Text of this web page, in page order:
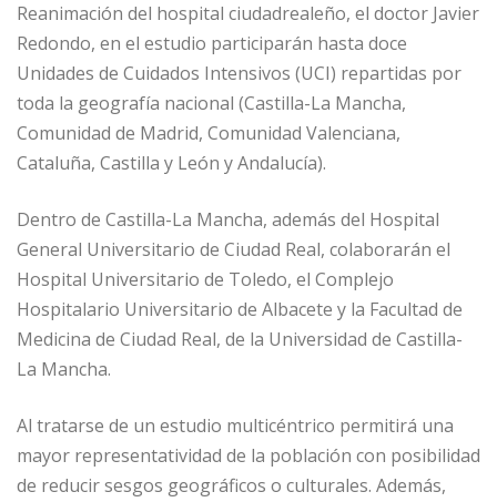
Reanimación del hospital ciudadrealeño, el doctor Javier
Redondo, en el estudio participarán hasta doce
Unidades de Cuidados Intensivos (UCI) repartidas por
toda la geografía nacional (Castilla-La Mancha,
Comunidad de Madrid, Comunidad Valenciana,
Cataluña, Castilla y León y Andalucía).
Dentro de Castilla-La Mancha, además del Hospital
General Universitario de Ciudad Real, colaborarán el
Hospital Universitario de Toledo, el Complejo
Hospitalario Universitario de Albacete y la Facultad de
Medicina de Ciudad Real, de la Universidad de Castilla-
La Mancha.
Al tratarse de un estudio multicéntrico permitirá una
mayor representatividad de la población con posibilidad
de reducir sesgos geográficos o culturales. Además,